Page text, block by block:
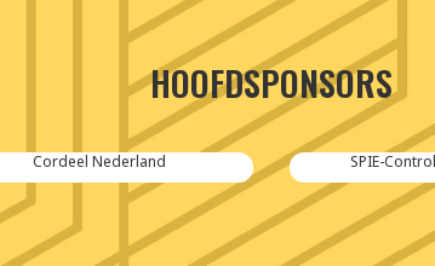
HOOFDSPONSORS
Cordeel Nederland SPIE-